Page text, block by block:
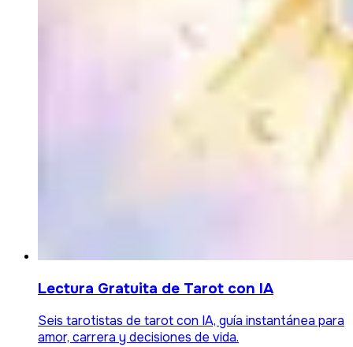
Lectura Gratuita de Tarot con IA
Seis tarotistas de tarot con IA, guía instantánea para
amor, carrera y decisiones de vida.